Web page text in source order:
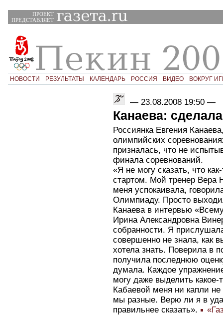
ПРОЕКТ
ПРЕДСТАВЛЯЕТ
НОВОСТИ РЕЗУЛЬТАТЫ КАЛЕНДАРЬ РОССИЯ ВИДЕО ВОКРУГ
— 23.08.2008 19:50 —
Канаева:
Россиянка Евгения
олимпийских
призналась, что не
финала соревнований.
«Я не могу сказать, что
стартом. Мой тренер Вера
меня успокаивала,
Олимпиаду. Просто
Канаева в интервью
Ирина Александровна
собранности. Я
совершенно не знала, как
хотела знать. Поверила в
получила последнюю
думала. Каждое
могу даже выделить
Кабаевой меня ни капли
мы разные. Верю ли я в
правильнее сказать».